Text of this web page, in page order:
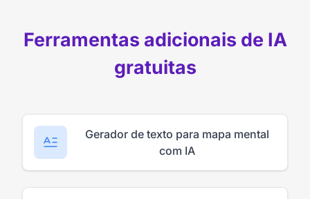
Ferramentas adicionais de IA
gratuitas
Gerador de texto para mapa mental
com IA